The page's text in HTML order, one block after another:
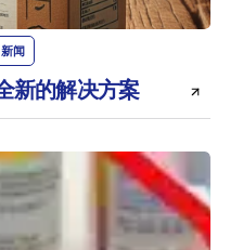
闻
新的解决方案